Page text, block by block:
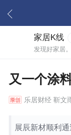
家居K线
发现好家居。
又一个涂
乐居财经靳文
展辰新材顺利